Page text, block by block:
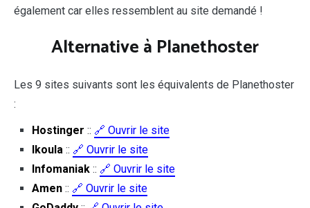
également car elles ressemblent au site demandé !
Alternative à Planethoster
Les 9 sites suivants sont les équivalents de Planethoster
:
Hostinger :: 🔗 Ouvrir le site
Ikoula :: 🔗 Ouvrir le site
Infomaniak :: 🔗 Ouvrir le site
Amen :: 🔗 Ouvrir le site